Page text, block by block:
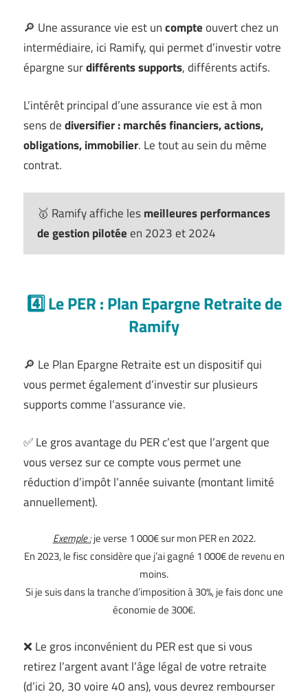
🔎 Une assurance vie est uncompteouvert chez un
intermédiaire, ici Ramify, qui permet d’investir votre
épargne surdifférents supports, différents actifs.
L’intérêt principal d’une assurance vie est à mon
sens dediversifier : marchés financiers, actions,
obligations, immobilier. Le tout au sein du même
contrat.
🥇 Ramify affiche les meilleures performances
de gestion pilotéeen 2023 et 2024
4️⃣ Le PER : Plan Epargne Retraite de
Ramify
🔎 Le Plan Epargne Retraite est un dispositif qui
vous permet également d’investir sur plusieurs
supports comme l’assurance vie.
✅ Le gros avantage du PER c’est que l’argent que
vous versez sur ce compte vous permet une
réduction d’impôt l’année suivante (montant limité
annuellement).
Exemple :je verse 1 000€ sur mon PER en 2022.
En 2023, le fisc considère que j’ai gagné 1 000€ de revenu en
moins.
Si je suis dans la tranche d’imposition à 30%, je fais donc une
économie de 300€.
❌ Le gros inconvénient du PER est que si vous
retirez l’argent avant l’âge légal de votre retraite
(d’ici 20, 30 voire 40 ans), vous devrez rembourser